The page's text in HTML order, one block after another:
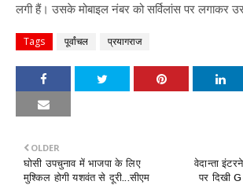
लगी हैं। उसके मोबाइल नंबर को सर्विलांस पर लगाकर
Tags पूर्वांचल प्रयागराज
वेदान्ता
पर दिखी
OLDER
घोसी उपचुनाव में भाजपा के लिए
मुश्किल होगी यशवंत से दूरी...सीएम